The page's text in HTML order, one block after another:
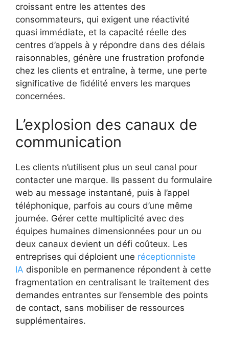
croissant entre les attentes des
consommateurs, qui exigent une réactivité
quasi immédiate, et la capacité réelle des
centres d’appels à y répondre dans des délais
raisonnables, génère une frustration profonde
chez les clients et entraîne, à terme, une perte
significative de fidélité envers les marques
concernées.
L’explosion des canaux de
communication
Les clients n’utilisent plus un seul canal pour
contacter une marque. Ils passent du formulaire
web au message instantané, puis à l’appel
téléphonique, parfois au cours d’une même
journée. Gérer cette multiplicité avec des
équipes humaines dimensionnées pour un ou
deux canaux devient un défi coûteux. Les
entreprises qui déploient une réceptionniste
IA disponible en permanence répondent à cette
fragmentation en centralisant le traitement des
demandes entrantes sur l’ensemble des points
de contact, sans mobiliser de ressources
supplémentaires.